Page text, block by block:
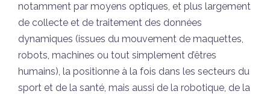
notamment par moyens optiques, et plus largement
de collecte et de traitement des données
dynamiques (issues du mouvement de maquettes,
robots, machines ou tout simplement d’êtres
humains), la positionne à la fois dans les secteurs du
sport et de la santé, mais aussi de la robotique, de la